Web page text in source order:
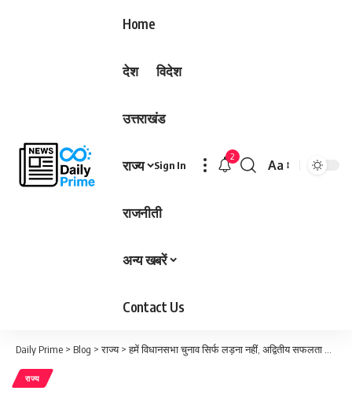
Home
देश विदेश
उत्तराखंड
राज्य
राजनीती
अन्य खबरें
Contact Us
Sign In
2
Font
Aa
Daily Prime > Blog >राज्य>हमें विधानसभा चुनाव सिर्फ लड़ना नहीं, अद्वितीय सफलता हासिल करनी है:कल्पना सोरेन
राज्य